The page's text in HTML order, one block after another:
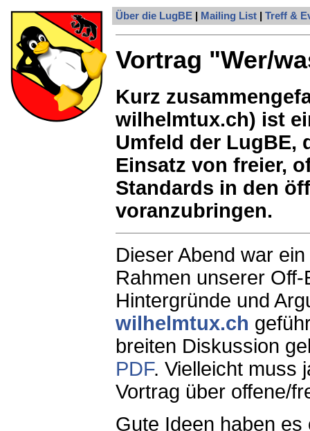
Über die LugBE Mailing List Treff &
Vortrag "Wer/
Kurz
wilhelmtux.ch) ist
Umfeld der LugBE,
Einsatz von freier,
Standards in den
voranzubringen.
Dieser Abend war
Rahmen unserer
Hintergründe und
wilhelmtux.ch
breiten Diskussion
PDF. Vielleicht muss
Vortrag über offene/
Gute Ideen haben